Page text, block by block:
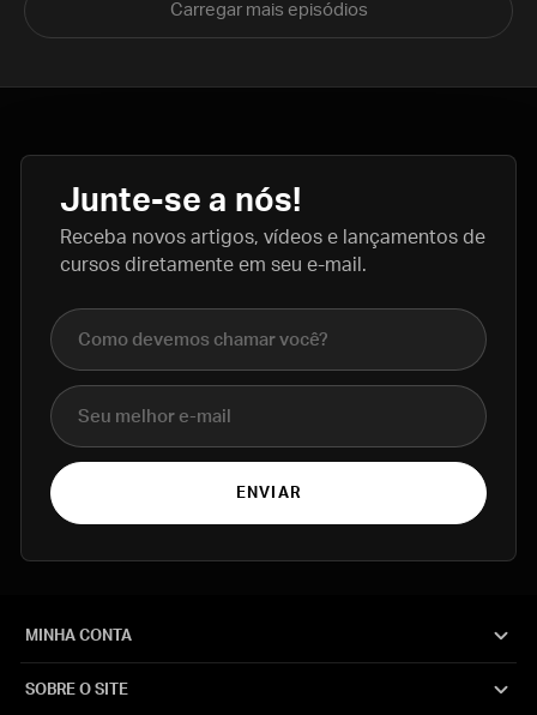
Carregar mais episódios
Junte-se a nós!
Receba novos artigos, vídeos e lançamentos de
cursos diretamente em seu e-mail.
Nome completo
E-mail
ENVIAR
MINHA CONTA
SOBRE O SITE